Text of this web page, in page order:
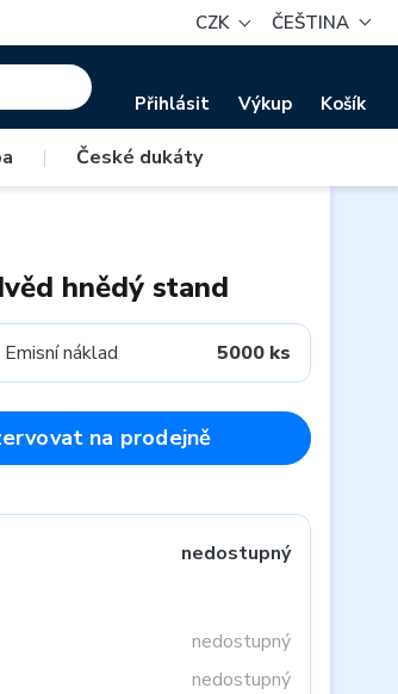
CZK ČEŠTINA
Přihlásit Výkup Košík
| České dukáty
hnědý stand
Emisní náklad 5000 ks
na prodejně
nedostupný
nedostupný
nedostupný